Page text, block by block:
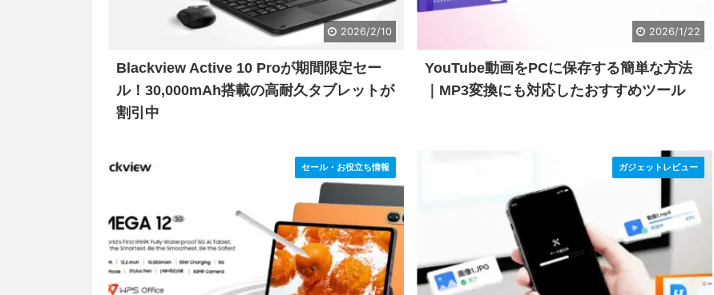
2026/2/10
Blackview Active 10 Proが期間限定セー
ル！30,000mAh搭載の高耐久タブレットが
割引中
2026/1/22
YouTube動画をPCに保存する簡単な方法
｜MP3変換にも対応したおすすめツール
セール・お役立ち情報 ガジェットレビュー